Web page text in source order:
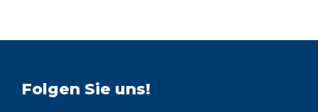
Folgen Sie uns!